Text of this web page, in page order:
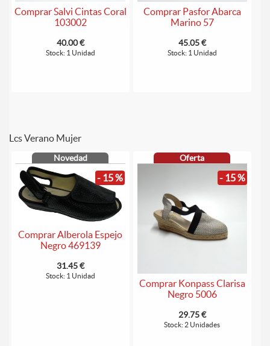
Comprar Salvi Cintas Coral
103002
40.00 €
Stock: 1 Unidad
Comprar Pasfor Abarca
Marino 57
45.05 €
Stock: 1 Unidad
Lcs Verano Mujer
Novedad
- 15 %
Comprar Alberola Espejo
Negro 469139
31.45 €
Stock: 1 Unidad
Oferta
- 15 %
Comprar Konpass Clarisa
Negro 5006
29.75 €
Stock: 2 Unidades